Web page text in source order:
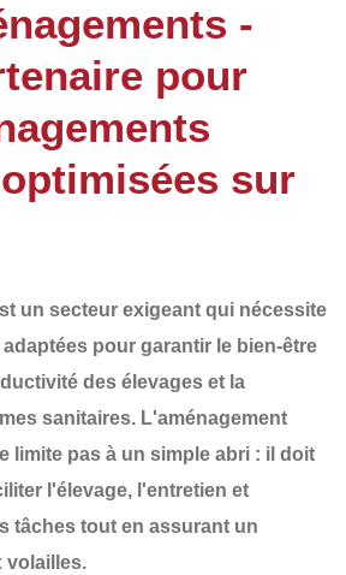
-
pour
sur
un secteur exigeant qui nécessite
pour garantir le bien-être
des élevages et la
sanitaires. L'aménagement
limite pas à un simple abri : il doit
l'élevage, l'entretien et
tâches tout en assurant un
volailles.